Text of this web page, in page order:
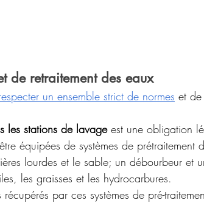
de retraitement des eaux
un ensemble strict de normes et de
les stations de lavage est une obligation
équipées de systèmes de prétraitement
lourdes et le sable; un débourbeur et
les graisses et les hydrocarbures.
par ces systèmes de pré-